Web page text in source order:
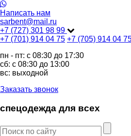
Написать нам
sarbent@mail.ru
+7 (727) 301 98 99
+7 (701) 914 04 75 +7 (705) 914 04
пн - пт: c 08:30 до 17:30
сб: c 08:30 до 13:00
вс: выходной
Заказать звонок
спецодежда для всех